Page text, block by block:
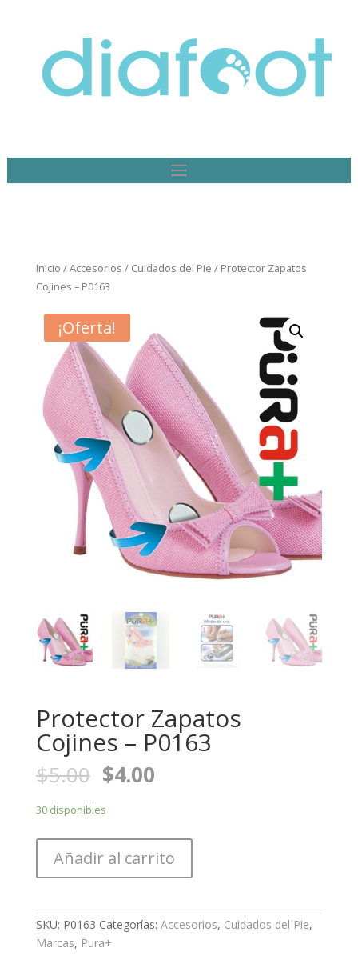
Inicio /Accesorios / Cuidados del Pie / Protector Zapatos
Cojines – P0163
¡Oferta!
Protector Zapatos
Cojines – P0163
$5.00 $4.00
30 disponibles
Añadir al carrito
SKU: P0163 Categorías: Accesorios, Cuidados del Pie,
Marcas, Pura+